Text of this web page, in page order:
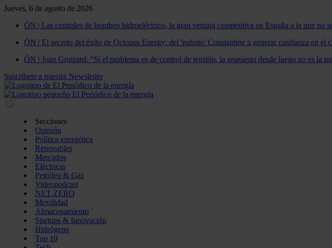
Jueves, 6 de agosto de 2026
ÓN | Las centrales de bombeo hidroeléctrico, la gran ventaja competitiva en España a la que no
ÓN | El secreto del éxito de Octopus Energy: del 'pulpito' Constantine a generar confianza en el
ÓN | Joan Groizard: "Si el problema es de control de tensión, la respuesta desde luego no es la
Suscríbete a nuestra Newsletter
Secciones
Opinión
Política energética
Renovables
Mercados
Eléctricas
Petróleo & Gas
Videopodcast
NET ZERO
Movilidad
Almacenamiento
Startups & Innovación
Hidrógeno
Top 10